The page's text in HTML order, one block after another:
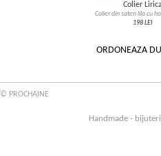
Colier Lirica
Colier din saten lila cu
198 LEI
ORDONEAZA
© PROCHAINE
Handmade -